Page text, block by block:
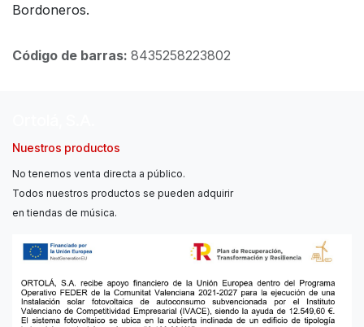
Bordoneros.
Código de barras: 8435258223802
Nuestros productos
No tenemos venta directa a público.
Todos nuestros productos se pueden adquirir
en tiendas de música.